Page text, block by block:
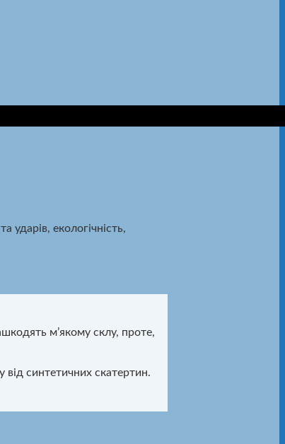
ударів, екологічність,
м’якому склу, проте,
від синтетичних скатертин.